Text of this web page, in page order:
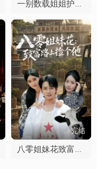
一别数载姐姐护迎殿主回归
完结
八零姐妹花致富路上捡个他